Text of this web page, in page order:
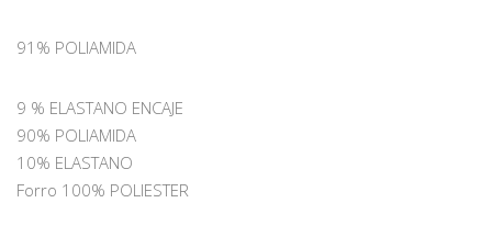
91% POLIAMIDA
9 % ELASTANO ENCAJE
90% POLIAMIDA
10% ELASTANO
Forro 100% POLIESTER